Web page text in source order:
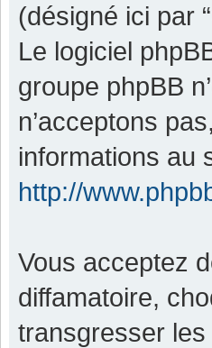
(désigné ici par
Le logiciel
groupe phpBB
n’acceptons
informations au
http://
Vous acceptez
diffamatoire,
transgresser les